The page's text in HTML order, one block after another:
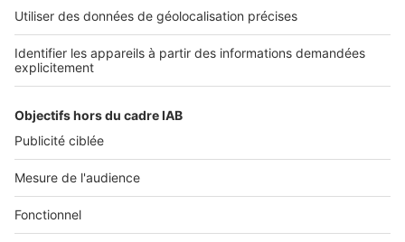
Actualités pro
Nous contacter
Connexion à My SeLoger Pro
Espace Presse